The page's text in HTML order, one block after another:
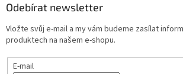
Odebírat newsletter
Vložte svůj e-mail a my vám budeme zasílat
produktech na našem e-shopu.
E-mail